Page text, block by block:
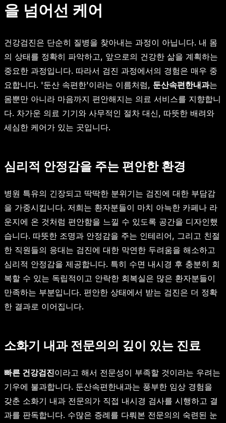
을 넘어선 케어
건강검진은 단순히 질병을 찾아내는 과정이 아닙니다. 내 몸
의 상태를 정확히 파악하고, 앞으로의 건강한 삶을 계획하는
중요한 과정입니다. 따라서 검진 과정에서의 경험은 매우 중
요합니다. '둔산 속편한'이라는 이름처럼, 둔산속편한내과는
몸뿐만 아니라 마음까지 편안해지는 의료 서비스를 지향합니
다. 차가운 의료 기기와 사무적인 절차 대신, 따뜻한 배려와
세심한 케어가 있는 곳입니다.
심리적 안정감을 주는 편안한 환경
병원 특유의 긴장되고 딱딱한 분위기는 검진에 대한 부담감
을 가중시킵니다. 저희는 환자분들이 마치 아늑한 카페나 라
운지에 온 것처럼 편안함을 느낄 수 있도록 공간을 디자인했
습니다. 따뜻한 조명과 안정감을 주는 인테리어, 그리고 친절
한 직원들의 응대는 검진에 대한 막연한 두려움을 해소하고
심리적 안정감을 제공합니다. 특히 수면 내시경 후 충분히 회
복할 수 있는 독립적이고 안락한 회복실은 많은 환자분들이
만족하는 부분입니다. 편안한 상태에서 받는 검진은 더 정확
한 결과로 이어집니다.
소화기 내과 전문의의 깊이 있는 진료
빠른 건강검진이라고 해서 전문성이 부족할 것이라는 우려는
기우에 불과합니다. 둔산속편한내과는 풍부한 임상 경험을
갖춘 소화기 내과 전문의가 직접 내시경 검사를 시행하고 결
과를 판독합니다. 수많은 증례를 다뤄본 전문의의 숙련된 눈